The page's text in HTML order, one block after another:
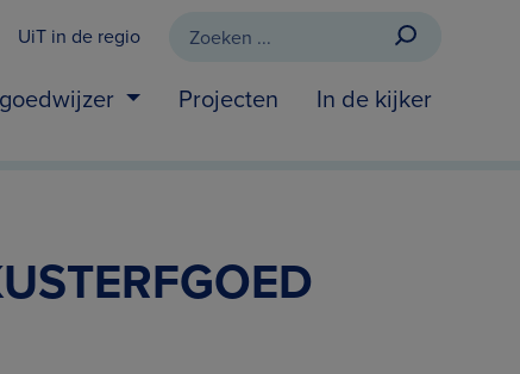
UiT in de regio
Projecten In de kijker